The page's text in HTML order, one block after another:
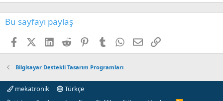
Bu sayfayı paylaş
FacebookX (Twitter)
LinkedIn
Reddit PinterestTumblr WhatsApp
E-postaLink
Bilgisayar Destekli Tasarım Programları
mekatronik
Türkçe